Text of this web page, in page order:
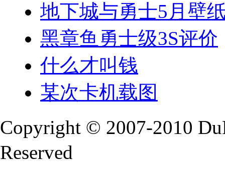
地下城与勇士5月壁
黑章鱼勇士级3S评价
什么才叫钱
某次卡机载图
Copyright © 2007-2010
Reserved